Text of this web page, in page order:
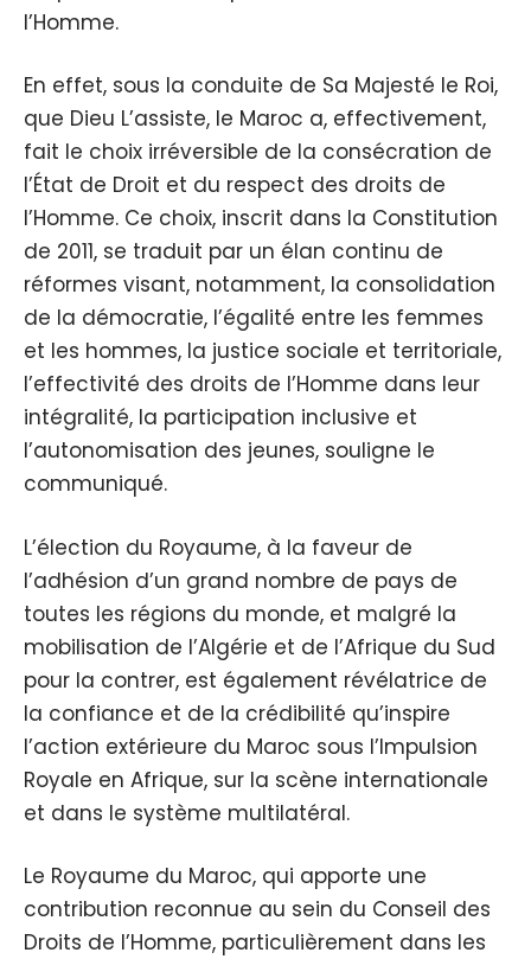
l’Homme.
En effet, sous la conduite de Sa Majesté le Roi,
que Dieu L’assiste, le Maroc a, effectivement,
fait le choix irréversible de la consécration de
l’État de Droit et du respect des droits de
l’Homme. Ce choix, inscrit dans la Constitution
de 2011, se traduit par un élan continu de
réformes visant, notamment, la consolidation
de la démocratie, l’égalité entre les femmes
et les hommes, la justice sociale et territoriale,
l’effectivité des droits de l’Homme dans leur
intégralité, la participation inclusive et
l’autonomisation des jeunes, souligne le
communiqué.
L’élection du Royaume, à la faveur de
l’adhésion d’un grand nombre de pays de
toutes les régions du monde, et malgré la
mobilisation de l’Algérie et de l’Afrique du Sud
pour la contrer, est également révélatrice de
la confiance et de la crédibilité qu’inspire
l’action extérieure du Maroc sous l’Impulsion
Royale en Afrique, sur la scène internationale
et dans le système multilatéral.
Le Royaume du Maroc, qui apporte une
contribution reconnue au sein du Conseil des
Droits de l’Homme, particulièrement dans les